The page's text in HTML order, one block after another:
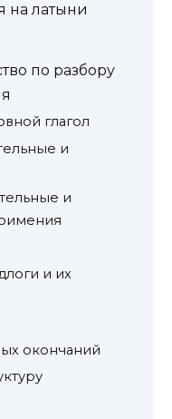
на латыни
по разбору
глагол
и
и
и их
окончаний